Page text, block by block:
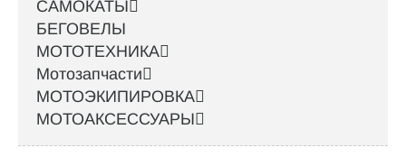
САМОКАТЫ
БЕГОВЕЛЫ
МОТОТЕХНИКА
Мотозапчасти
МОТОЭКИПИРОВКА
МОТОАКСЕССУАРЫ